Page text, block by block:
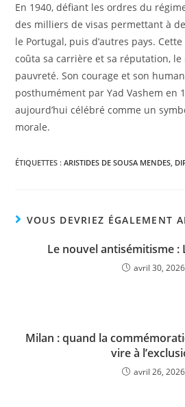
En 1940, défiant les ordres du
des milliers de visas permettant à
le Portugal, puis d’autres pays.
coûta sa carrière et sa réputation,
pauvreté. Son courage et son
posthumément par Yad Vashem en
aujourd’hui célébré comme un
morale.
ÉTIQUETTES :ARISTIDES DE SOUSA MENDES,
VOUS DEVRIEZ ÉGALEMENT
Le nouvel antisémitisme :
avril 30, 2026
Milan : quand la
vire à
avril 26, 2026